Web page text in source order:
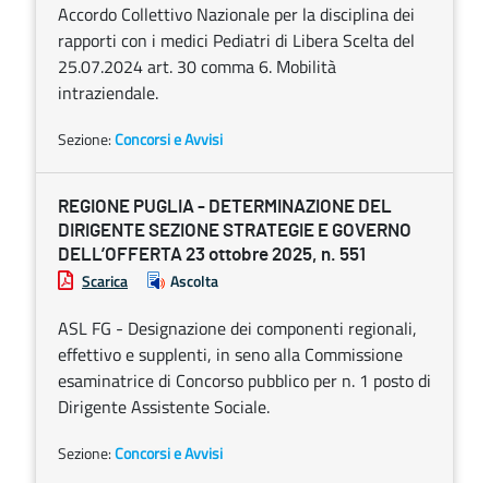
Accordo Collettivo Nazionale per la disciplina dei
rapporti con i medici Pediatri di Libera Scelta del
25.07.2024 art. 30 comma 6. Mobilità
intraziendale.
Sezione:Concorsi e Avvisi
REGIONE PUGLIA - DETERMINAZIONE DEL
DIRIGENTE SEZIONE STRATEGIE E GOVERNO
DELL’OFFERTA 23 ottobre 2025, n. 551
Scarica Ascolta
ASL FG - Designazione dei componenti regionali,
effettivo e supplenti, in seno alla Commissione
esaminatrice di Concorso pubblico per n. 1 posto di
Dirigente Assistente Sociale.
Sezione:Concorsi e Avvisi